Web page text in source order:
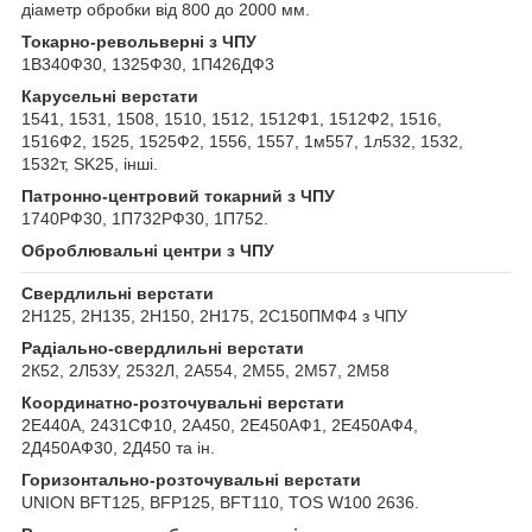
діаметр обробки від 800 до 2000 мм.
Токарно-револьверні з ЧПУ
1В340Ф30, 1325Ф30, 1П426ДФ3
Карусельні верстати
1541, 1531, 1508, 1510, 1512, 1512Ф1, 1512Ф2, 1516,
1516Ф2, 1525, 1525Ф2, 1556, 1557, 1м557, 1л532, 1532,
1532т, SK25, інші.
Патронно-центровий токарний з ЧПУ
1740РФ30, 1П732РФ30, 1П752.
Оброблювальні центри з ЧПУ
Свердлильні верстати
2Н125, 2Н135, 2Н150, 2Н175, 2С150ПМФ4 з ЧПУ
Радіально-свердлильні верстати
2К52, 2Л53У, 2532Л, 2А554, 2М55, 2М57, 2М58
Координатно-розточувальні верстати
2Е440А, 2431СФ10, 2А450, 2Е450АФ1, 2Е450АФ4,
2Д450АФ30, 2Д450 та ін.
Горизонтально-розточувальні верстати
UNION BFT125, BFP125, BFT110, TOS W100 2636.